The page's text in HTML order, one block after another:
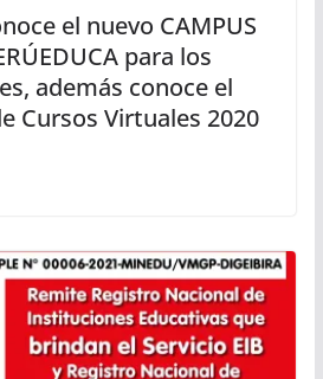
el nuevo CAMPUS
para los
además conoce el
Cursos Virtuales 2020